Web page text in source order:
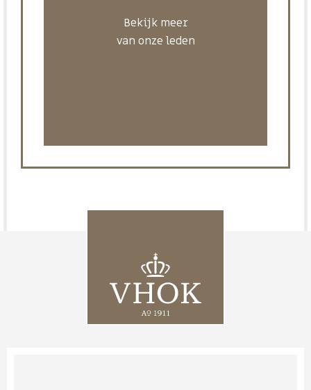
Bekijk meer
van onze leden